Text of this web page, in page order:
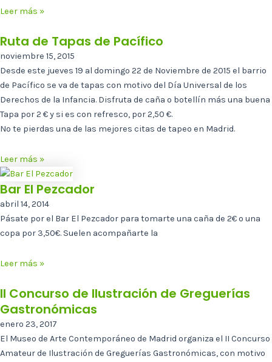
Leer más »
Ruta de Tapas de Pacífico
noviembre 15, 2015
Desde este jueves 19 al domingo 22 de Noviembre de 2015 el barrio
de Pacífico se va de tapas con motivo del Día Universal de los
Derechos de la Infancia. Disfruta de caña o botellín más una buena
Tapa por 2 € y si es con refresco, por 2,50 €.
No te pierdas una de las mejores citas de tapeo en Madrid.
Leer más »
Bar El Pezcador
abril 14, 2014
Pásate por el Bar El Pezcador para tomarte una caña de 2€ o una
copa por 3,50€. Suelen acompañarte la
Leer más »
II Concurso de Ilustración de Greguerías
Gastronómicas
enero 23, 2017
El Museo de Arte Contemporáneo de Madrid organiza el II Concurso
Amateur de Ilustración de Greguerías Gastronómicas, con motivo